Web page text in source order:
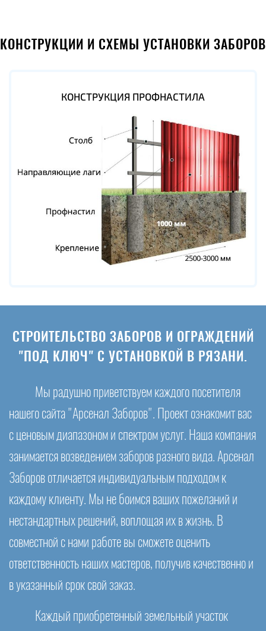
КОНСТРУКЦИИ И СХЕМЫ УСТАНОВКИ ЗАБОРОВ
КОНСТРУКЦИЯ ПРОФНАСТИЛА
СТРОИТЕЛЬСТВО ЗАБОРОВ И ОГРАЖДЕНИЙ
"ПОД КЛЮЧ" С УСТАНОВКОЙ В РЯЗАНИ.
Мы радушно приветствуем каждого посетителя
нашего сайта "Арсенал Заборов". Проект ознакомит вас
с ценовым диапазоном и спектром услуг. Наша компания
занимается возведением заборов разного вида. Арсенал
Заборов отличается индивидуальным подходом к
каждому клиенту. Мы не боимся ваших пожеланий и
нестандартных решений, воплощая их в жизнь. В
совместной с нами работе вы сможете оценить
ответственность наших мастеров, получив качественно и
в указанный срок свой заказ.
Каждый приобретенный земельный участок